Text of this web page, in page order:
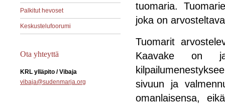
Palkitut hevoset
Keskustelufoorumi
Ota yhteyttä
KRL ylläpito / Vibaja
vibaja@sudenmarja.org
tuomaria.
joka on
Tuomarit
Kaavake on
sivuun ja
omanlaisensa,